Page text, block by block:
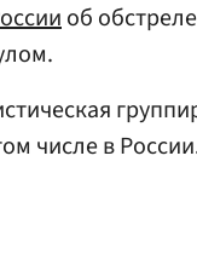
об
числе в